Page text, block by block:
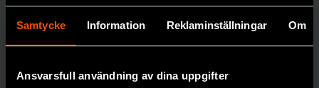
Samtycke Information Reklaminställningar Om
Ansvarsfull användning av dina uppgifter
i Sverige
Att frysa nersin
kropp inför en
eventuell
samma
teknik som
de med typ
1”